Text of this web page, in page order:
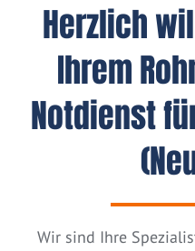
Herzlich
Ihrem
Notdienst
Wir sind Ihre